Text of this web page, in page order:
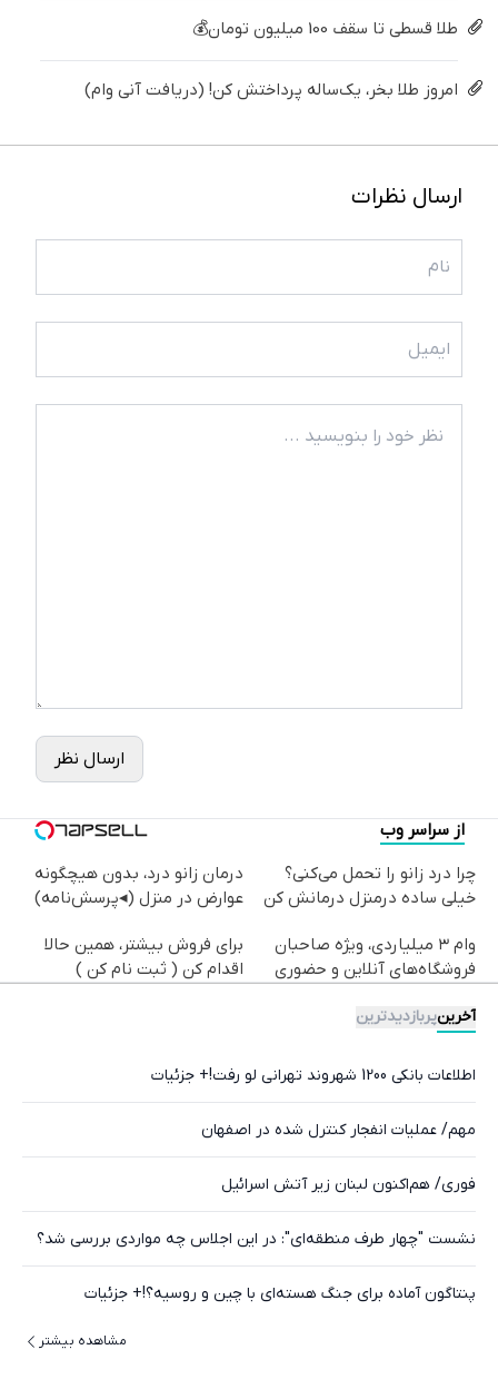
طلا قسطی تا سقف 100 میلیون تومان💰
امروز طلا بخر، یک‌ساله پرداختش کن! (دریافت آنی وام)
ارسال نظرات
ارسال نظر
از سراسر وب
چرا درد زانو را تحمل می‌کنی؟
خیلی ساده درمنزل درمانش کن
درمان زانو درد، بدون هیچگونه
عوارض در منزل (◂پرسش‌نامه)
وام ۳ میلیاردی، ویژه صاحبان
فروشگاه‌های آنلاین و حضوری
برای فروش بیشتر، همین حالا
اقدام کن ( ثبت نام کن )
آخرینپربازدیدترین
اطلاعات بانکی 1200 شهروند تهرانی لو رفت!+ جزئیات
مهم/ عملیات انفجار کنترل شده در اصفهان
فوری/ هم‌اکنون لبنان زیر آتش اسرائیل
نشست "چهار طرف منطقه‌ای": در این اجلاس چه مواردی بررسی شد؟
پنتاگون آماده برای جنگ هسته‌ای با چین و روسیه؟!+ جزئیات
مشاهده بیشتر